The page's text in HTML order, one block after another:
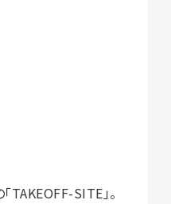
「TAKEOFF-SITE」。